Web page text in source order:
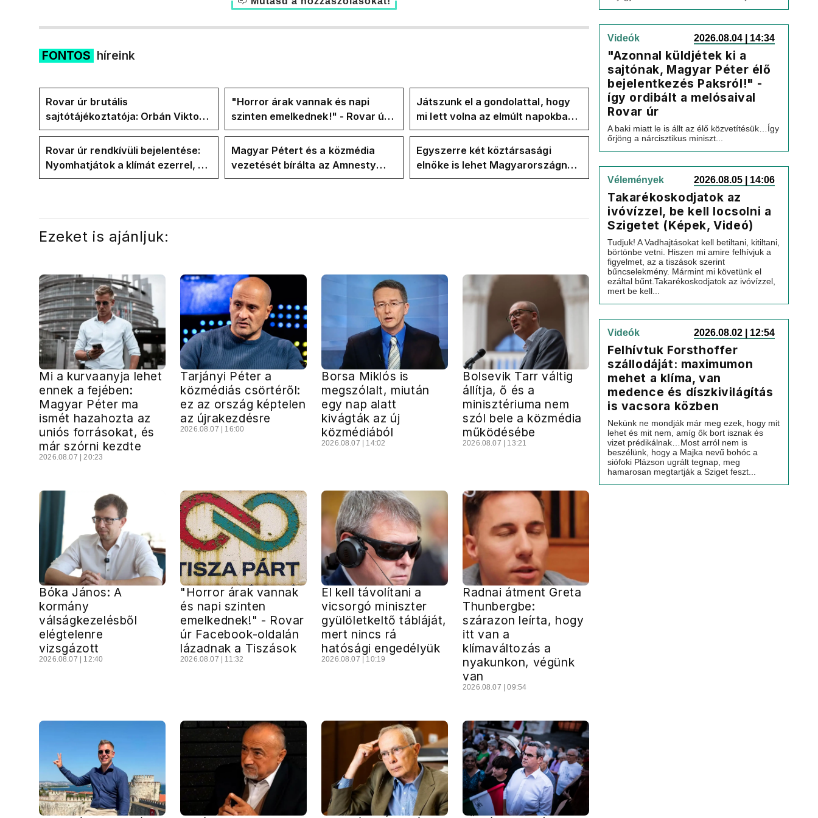
FONTOS híreink
Rovar úr brutális
sajtótájékoztatója: Orbán Viktor
és a Vadhajtások a felelős a
kialakult helyzetért
"Horror árak vannak és napi
szinten emelkednek!" - Rovar úr
Facebook-oldalán lázadnak a
Tiszások
Játszunk el a gondolattal, hogy
mi lett volna az elmúlt napokban
rezsicsökkentés nélkül
Rovar úr rendkívüli bejelentése:
Nyomhatjátok a klímát ezerrel, a
hűtőket letekerhetitek, vége az
Magyar Pétert és a közmédia
vezetését bírálta az Amnesty
International a Klubrádióban
Egyszerre két köztársasági
elnöke is lehet Magyarországnak
jövő hétre
Ezeket is ajánljuk:
Mi a kurvaanyja lehet
ennek a fejében:
Magyar Péter ma
ismét hazahozta az
uniós forrásokat, és
már szórni kezdte
2026.08.07 | 20:23
Tarjányi Péter a
közmédiás csörtéről:
ez az ország képtelen
az újrakezdésre
2026.08.07 | 16:00
Borsa Miklós is
megszólalt, miután
egy nap alatt
kivágták az új
közmédiából
2026.08.07 | 14:02
Bolsevik Tarr váltig
állítja, ő és a
minisztériuma nem
szól bele a közmédia
működésébe
2026.08.07 | 13:21
Bóka János: A
kormány
válságkezelésből
elégtelenre
vizsgázott
2026.08.07 | 12:40
"Horror árak vannak
és napi szinten
emelkednek!" - Rovar
úr Facebook-oldalán
lázadnak a Tiszások
2026.08.07 | 11:32
El kell távolítani a
vicsorgó miniszter
gyülöletkeltő tábláját,
mert nincs rá
hatósági engedélyük
2026.08.07 | 10:19
Radnai átment Greta
Thunbergbe:
szárazon leírta, hogy
itt van a
klímaváltozás a
nyakunkon, végünk
van
2026.08.07 | 09:54
Videók 2026.08.04 | 14:34
"Azonnal küldjétek ki a
sajtónak, Magyar Péter élő
bejelentkezés Paksról!" -
így ordibált a melósaival
Rovar úr
A baki miatt le is állt az élő közvetítésük…Így
őrjöng a nárcisztikus miniszt...
Vélemények 2026.08.05 | 14:06
Takarékoskodjatok az
ivóvízzel, be kell locsolni a
Szigetet (Képek, Videó)
Tudjuk! A Vadhajtásokat kell betiltani, kitiltani,
börtönbe vetni. Hiszen mi amire felhívjuk a
figyelmet, az a tiszások szerint
bűncselekmény. Mármint mi követünk el
ezáltal bűnt.Takarékoskodjatok az ivóvízzel,
mert be kell...
Videók 2026.08.02 | 12:54
Felhívtuk Forsthoffer
szállodáját: maximumon
mehet a klíma, van
medence és díszkivilágítás
is vacsora közben
Nekünk ne mondják már meg ezek, hogy mit
lehet és mit nem, amíg ők bort isznak és
vizet prédikálnak…Most arról nem is
beszélünk, hogy a Majka nevű bohóc a
siófoki Plázson ugrált tegnap, meg
hamarosan megtartják a Sziget feszt...